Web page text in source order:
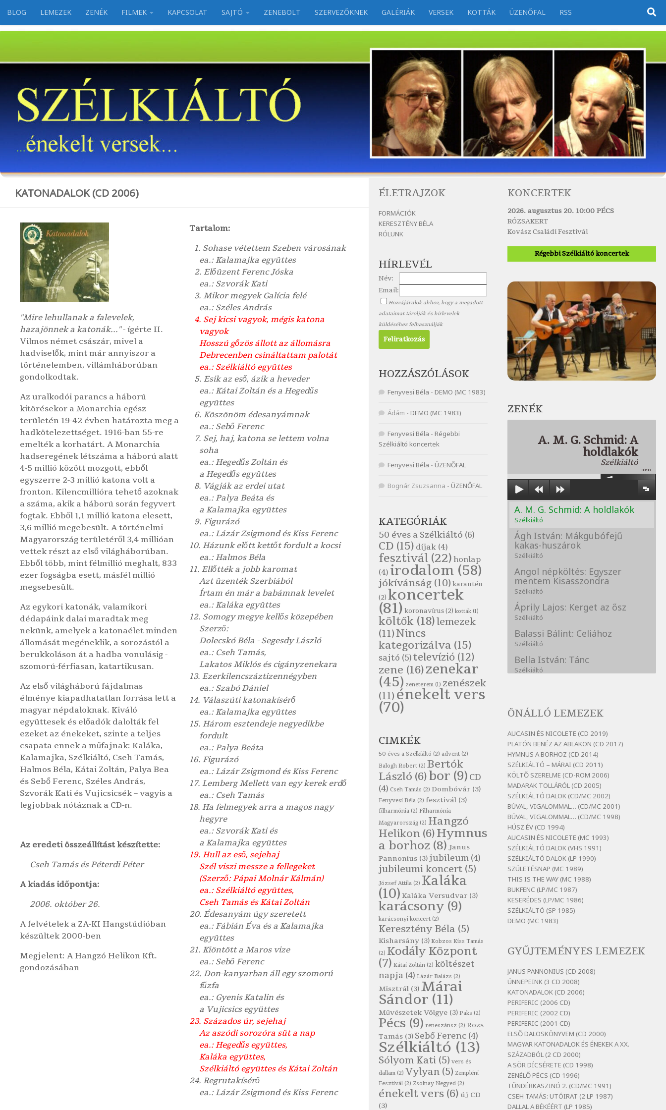
Skip to content
BLOG LEMEZEK ZENÉK FILMEK KAPCSOLAT SAJTÓ ZENEBOLT SZERVEZŐKNEK GALÉRIÁK VERSEK KOTTÁK ÜZENŐFAL RSS
KATONADALOK (CD 2006)
"Mire lehullanak a falevelek,
hazajönnek a katonák..."- ígérte II.
Vilmosnémet császár, mivel a
hadviselők, mint már annyiszor a
történelemben, villámháborúban
gondolkodtak.
Az uralkodói parancs a háború
kitörésekor a Monarchia egész
területén 19-42 évben határozta meg a
hadkötelezettséget. 1916-ban 55-re
emelték a korhatárt. A Monarchia
hadseregének létszáma a háború alatt
4-5 millió között mozgott, ebből
egyszerre 2-3 millió katona volt a
fronton. Kilencmillióra tehető azoknak
a száma, akik a háború során fegyvert
fogtak. Ebből 1,1 millió katona elesett,
3,6 millió megebesült. A történelmi
Magyarország területéről 3,4 millióan
vettek részt az első világháborúban.
Ebbőltöbb, mint félmillió meghalt, 833
ezer fogságba esett, másfél millió
megsebesült.
Az egykori katonák, valamikori
dédapáink dalai maradtak meg
nekünk, amelyek a katonaélet minden
állomását megéneklik, a sorozástól a
berukkoláson át a hadba vonulásig -
szomorú-férfiasan, katartikusan.
Az első világháború fájdalmas
élménye kiapadhatatlan forrása lett a
magyar népdaloknak. Kiváló
együttesek és előadók dalolták fel
ezeket az énekeket, szinte a teljes
csapata ennek a műfajnak: Kaláka,
Kalamajka, Szélkiáltó, Cseh Tamás,
Halmos Béla, Kátai Zoltán, Palya Bea
és Sebő Ferenc, Széles András,
Szvorák Kati és Vujicsicsék – vagyis a
legjobbak nótáznak a CD-n.
Az eredeti összeállítást készítette:
Cseh Tamás és Péterdi Péter
A kiadás időpontja:
2006. október 26.
A felvételek a ZA-KI Hangstúdióban
készültek 2000-ben
Megjelent: AHangzó Helikon Kft.
gondozásában
Tartalom:
1. Sohase vétettem Szeben városának
ea.: Kalamajka együttes
2. Előüzent Ferenc Jóska
ea.: Szvorák Kati
3. Mikor megyek Galícia felé
ea.: Széles András
4. Sej kicsi vagyok, mégis katona
vagyok
Hosszú gőzös állott az állomásra
Debrecenben csináltattam palotát
ea.: Szélkiáltó együttes
5. Esik az eső, ázik a heveder
ea.: Kátai Zoltán és a Hegedűs
együttes
6. Köszönöm édesanyámnak
ea.: Sebő Ferenc
7. Sej, haj, katona se lettem volna
soha
ea.: Hegedűs Zoltán és
a Hegedűs együttes
8. Vágják az erdei utat
ea.: Palya Beáta és
a Kalamajka együttes
9. Figurázó
ea.: Lázár Zsigmond és Kiss Ferenc
10. Házunk előtt kettőt fordult a kocsi
ea.: Halmos Béla
11. Ellőtték a jobb karomat
Azt üzenték Szerbiából
Írtam én már a babámnak levelet
ea.: Kaláka együttes
12. Somogy megye kellős közepében
Szerző:
Dolecskó Béla - Segesdy László
ea.: Cseh Tamás,
Lakatos Miklós és cigányzenekara
13. Ezerkilencszáztizennégyben
ea.: Szabó Dániel
14. Válaszúti katonakísérő
ea.: Kalamajka együttes
15. Három esztendeje negyedikbe
fordult
ea.: Palya Beáta
16. Figurázó
ea.: Lázár Zsigmond és Kiss Ferenc
17. Lemberg Mellett van egy kerek erdő
ea.: Cseh Tamás
18. Ha felmegyek arra a magos nagy
hegyre
ea.: Szvorák Kati és
a Kalamajka együttes
19. Hull az eső, sejehaj
Szél viszi messze a fellegeket
(Szerző: Pápai Molnár Kálmán)
ea.: Szélkiáltó együttes,
Cseh Tamás és Kátai Zoltán
20. Édesanyám úgy szeretett
ea.: Fábián Éva és a Kalamajka
együttes
21. Kiöntött a Maros vize
ea.: Sebő Ferenc
22. Don-kanyarban áll egy szomorú
fűzfa
ea.: Gyenis Katalin és
a Vujicsics együttes
23. Százados úr, sejehaj
Az aszódi sorozóra süt a nap
ea.: Hegedűs együttes,
Kaláka együttes,
Szélkiáltó együttes és Kátai Zoltán
24. Regrutakísérő
ea.: Lázár Zsigmond és Kiss Ferenc
KONCERTEK
2026. augusztus 20. 10:00 PÉCS
RÓZSAKERT
Kovász Családi Fesztivál
Régebbi Szélkiáltó koncertek
ZENÉK
A. M. G. Schmid: A
holdlakók
Szélkiáltó
00:00
A. M. G. Schmid: A holdlakók
Szélkiáltó
Ágh István: Mákgubófejű
kakas-huszárok
Szélkiáltó
Angol népköltés: Egyszer
mentem Kisasszondra
Szélkiáltó
Áprily Lajos: Kerget az ősz
Szélkiáltó
Balassi Bálint: Celiához
Szélkiáltó
Bella István: Tánc
Szélkiáltó
Szélkiáltó
lélegzetvételnyi csöndben
Szélkiáltó
Bertók László: Az arcodra, ha
nem vigyázol
Szélkiáltó
Bertók László: Dinnye Döme
Szélkiáltó
Bertók László: Diófa-levélen
Szélkiáltó
Bertók László: El-elképzelem a
falansztert
Szélkiáltó
Bertók László: Elmenni kevés,
itt maradni sok
Szélkiáltó
Bertók László: Mintha már
pénteken vasárnap
Bertók László: Ó, az a hol volt
Szélkiáltó
Bertók László: Sárga őszi vers
Szélkiáltó
Bertók László: Vásáros
Szélkiáltó
Bertók László: Vizibolt
Szélkiáltó
Bornemissza Endre: Szitakötő
Szélkiáltó
Detlev von Liliencron:
Bölcsődal
ÖNÁLLÓ LEMEZEK
AUCASIN ÉS NICOLETE (CD 2019)
PLATÓN BENÉZ AZ ABLAKON (CD 2017)
HYMNUS A BORHOZ (CD 2014)
SZÉLKIÁLTÓ – MÁRAI (CD 2011)
KÖLTŐ SZERELME (CD-ROM 2006)
MADARAK TOLLÁRÓL (CD 2005)
SZÉLKIÁLTÓ DALOK (CD/MC 2002)
BÚVAL, VIGALOMMAL… (CD/MC 2001)
BÚVAL, VIGALOMMAL… (CD/MC 1998)
HÚSZ ÉV (CD 1994)
AUCASIN ÉS NICOLETE (MC 1993)
SZÉLKIÁLTÓ DALOK (VHS 1991)
SZÉLKIÁLTÓ DALOK (LP 1990)
SZÜLETÉSNAP (MC 1989)
THIS IS THE WAY (MC 1988)
BUKFENC (LP/MC 1987)
KESERÉDES (LP/MC 1986)
SZÉLKIÁLTÓ (SP 1985)
DEMO (MC 1983)
GYŰJTEMÉNYES LEMEZEK
JANUS PANNONIUS (CD 2008)
ÜNNEPEINK (3 CD 2008)
KATONADALOK (CD 2006)
PERIFERIC (2006 CD)
PERIFERIC (2002 CD)
PERIFERIC (2001 CD)
ELSŐ DALOSKÖNYVEM (CD 2000)
MAGYAR KATONADALOK ÉS ÉNEKEK A XX.
SZÁZADBÓL (2 CD 2000)
A SÖR DÍCSÉRETE (CD 1998)
ZENÉLŐ PÉCS (CD 1996)
TÜNDÉRKASZINÓ 2. (CD/MC 1991)
CSEH TAMÁS: UTÓIRAT (2 LP 1987)
DALLAL A BÉKÉÉRT (LP 1985)
ÉLETRAJZOK
FORMÁCIÓK
KERESZTÉNY BÉLA
RÓLUNK
HÍRLEVÉL
Név:
Email:
Hozzájárulok ahhoz, hogy a megadott
adataimat tárolják és hírlevelek
küldéséhez felhasználják
HOZZÁSZÓLÁSOK
Fenyvesi Béla - DEMO (MC 1983)
Ádám - DEMO (MC 1983)
Fenyvesi Béla - Régebbi
Szélkiáltó koncertek
Fenyvesi Béla - ÜZENŐFAL
Bognár Zsuzsanna - ÜZENŐFAL
KATEGÓRIÁK
50 éves a Szélkiáltó (6)
CD (15) díjak (4)
fesztivál (22) honlap
(4) irodalom (58)
jókívánság (10) karantén
(2) koncertek
(81) koronavírus(2) kották (1)
költők (18)lemezek
(11)Nincs
kategorizálva (15)
sajtó (5)televízió (12)
zene (16)zenekar
(45) zeneterem (1) zenészek
(11) énekelt vers
(70)
CIMKÉK
50 éves a Szélkiáltó (2) advent (2)
Balogh Robert (2) Bertók
László (6)bor (9) CD
(4) Cseh Tamás (2) Dombóvár (3)
Fenyvesi Béla (2) fesztivál (3)
filharmónia (2) Filharmónia
Magyarország (2) Hangzó
Helikon (6)Hymnus
a borhoz (8) Janus
Pannonius (3)jubileum (4)
jubileumi koncert (5)
József Attila (2) Kaláka
(10) Kaláka Versudvar (3)
karácsony (9)
karácsonyi koncert (2)
Keresztény Béla (5)
Kisharsány (3) Kobzos Kiss Tamás
(2) Kodály Központ
(7) Kátai Zoltán (2) költészet
napja (4) Lázár Balázs (2)
Misztrál (3) Márai
Sándor (11)
Művészetek Völgye (3) Paks (2)
Pécs (9) reneszánsz (2) Rozs
Tamás (3) Sebő Ferenc (4)
Szélkiáltó (13)
Sólyom Kati (5) vers és
dallam (2) Vylyan (5) Zempléni
Fesztivál (2) Zsolnay Negyed (2)
énekelt vers (6) új CD
(3)